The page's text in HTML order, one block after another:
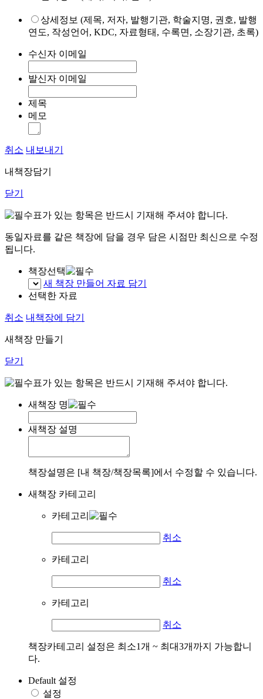
상세정보 (제목, 저자, 발행기관, 학술지명, 권호, 발행
연도, 작성언어, KDC, 자료형태, 수록면, 소장기관, 초록)
수신자 이메일
발신자 이메일
제목
메모
취소 내보내기
내책장담기
닫기
표가 있는 항목은 반드시 기재해 주셔야 합니다.
동일자료를 같은 책장에 담을 경우 담은 시점만 최신으로 수정
됩니다.
책장선택
새 책장 만들어 자료 담기
선택한 자료
취소 내책장에 담기
새책장 만들기
닫기
표가 있는 항목은 반드시 기재해 주셔야 합니다.
새책장 명
새책장 설명
책장설명은 [내 책장/책장목록]에서 수정할 수 있습니다.
새책장 카테고리
카테고리
취소
카테고리
취소
카테고리
취소
책장카테고리 설정은 최소1개 ~ 최대3개까지 가능합니
다.
Default 설정
설정